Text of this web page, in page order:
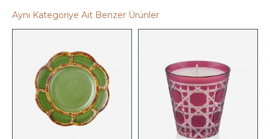
Aynı Kategoriye Ait Benzer Ürünler